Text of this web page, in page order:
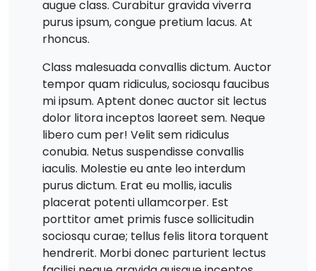
augue class. Curabitur gravida viverra
purus ipsum, congue pretium lacus. At
rhoncus.
Class malesuada convallis dictum. Auctor
tempor quam ridiculus, sociosqu faucibus
mi ipsum. Aptent donec auctor sit lectus
dolor litora inceptos laoreet sem. Neque
libero cum per! Velit sem ridiculus
conubia. Netus suspendisse convallis
iaculis. Molestie eu ante leo interdum
purus dictum. Erat eu mollis, iaculis
placerat potenti ullamcorper. Est
porttitor amet primis fusce sollicitudin
sociosqu curae; tellus felis litora torquent
hendrerit. Morbi donec parturient lectus